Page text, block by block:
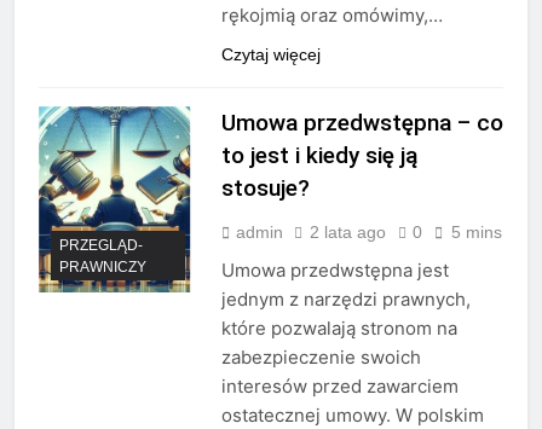
rękojmią oraz omówimy,…
Czytaj więcej
PRZEGLĄD-
PRAWNICZY
Umowa przedwstępna – co
to jest i kiedy się ją
stosuje?
admin 2 lata ago 0 5 mins
Umowa przedwstępna jest
jednym z narzędzi prawnych,
które pozwalają stronom na
zabezpieczenie swoich
interesów przed zawarciem
ostatecznej umowy. W polskim